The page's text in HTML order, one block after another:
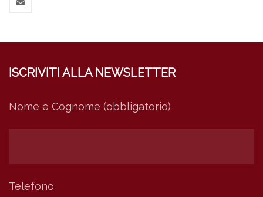
ISCRIVITI ALLA NEWSLETTER
Nome e Cognome (obbligatorio)
Telefono